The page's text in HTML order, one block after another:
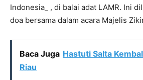
Indonesia_ , di balai adat LAMR. Ini
doa bersama dalam acara Majelis
Baca Juga Hastuti Salta
Riau